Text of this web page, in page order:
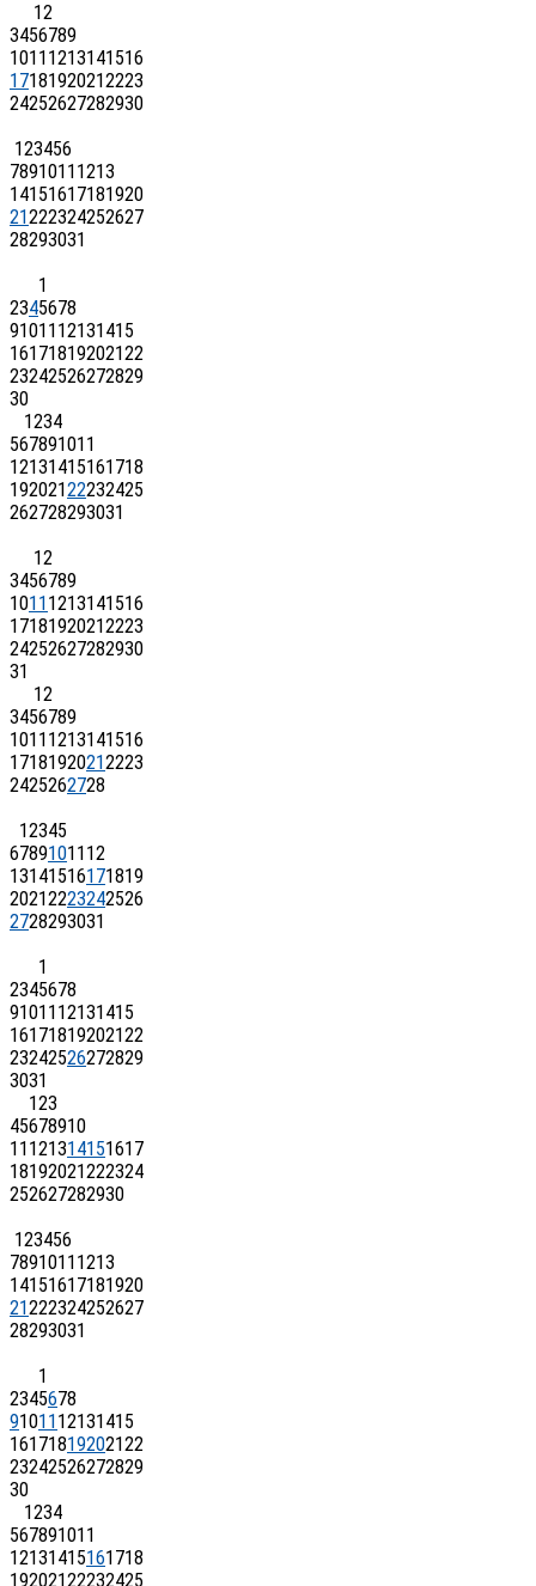
12
3456789
1011 1213141516
17181920212223
24252627282930
123456
7891011 1213
14151617181920
21222324252627
28293031
1
2345678
91011 12131415
16171819202122
23242526272829
30
1234
567891011
12131415161718
19202122232425
262728293031
12
3456789
1011 1213141516
17181920212223
24252627282930
31
12
3456789
1011 1213141516
17181920212223
2425262728
12345
67891011 12
13141516171819
20212223242526
2728293031
1
2345678
91011 12131415
16171819202122
23242526272829
3031
123
45678910
11 121314151617
18192021222324
252627282930
123456
7891011 1213
14151617181920
21222324252627
28293031
1
2345678
91011 12131415
16171819202122
23242526272829
30
1234
567891011
12131415161718
19202122232425